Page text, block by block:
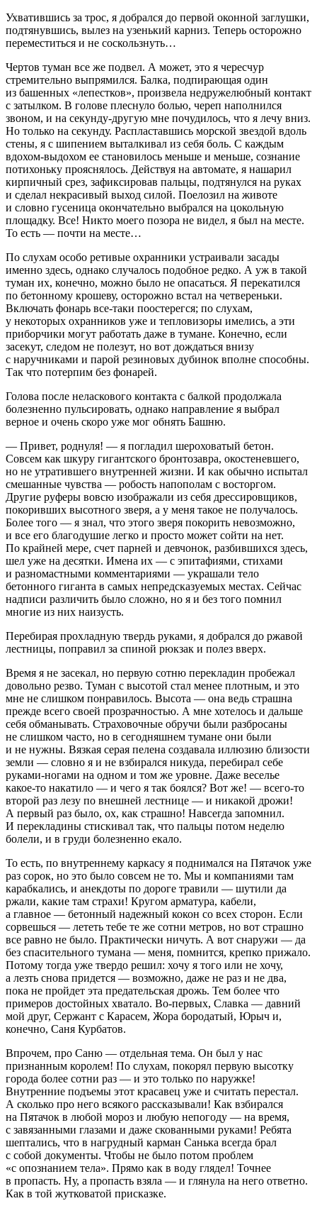
Ухватившись за трос, я добрался до первой оконной заглушки,
подтянувшись, вылез на узенький карниз. Теперь осторожно
переместиться и не соскользнуть…
Чертов туман все же подвел. А может, это я чересчур
стремительно выпрямился. Балка, подпирающая один
из башенных «лепестков», произвела недружелюбный контакт
с затылком. В голове плеснуло болью, череп наполнился
звоном, и на секунду-другую мне почудилось, что я лечу вниз.
Но только на секунду. Распластавшись морской звездой вдоль
стены, я с шипением выталкивал из себя боль. С каждым
вдохом-выдохом ее становилось меньше и меньше, сознание
потихоньку прояснялось. Действуя на автомате, я нашарил
кирпичный срез, зафиксировав пальцы, подтянулся на руках
и сделал некрасивый выход силой. Поелозил на животе
и словно гусеница окончательно выбрался на цокольную
площадку. Все! Никто моего позора не видел, я был на месте.
То есть — почти на месте…
По слухам особо ретивые охранники устраивали засады
именно здесь, однако случалось подобное редко. А уж в такой
туман их, конечно, можно было не опасаться. Я перекатился
по бетонному крошеву, осторожно встал на четвереньки.
Включать фонарь все-таки поостерегся; по слухам,
у некоторых охранников уже и тепловизоры имелись, а эти
приборчики могут работать даже в тумане. Конечно, если
засекут, следом не полезут, но вот дождаться внизу
с наручниками и парой резиновых дубинок вполне способны.
Так что потерпим без фонарей.
Голова после неласкового контакта с балкой продолжала
болезненно пульсировать, однако направление я выбрал
верное и очень скоро уже мог обнять Башню.
— Привет, роднуля! — я погладил шероховатый бетон.
Совсем как шкуру гигантского бронтозавра, окостеневшего,
но не утратившего внутренней жизни. И как обычно испытал
смешанные чувства — робость напополам с восторгом.
Другие руферы вовсю изображали из себя дрессировщиков,
покоривших высотного зверя, а у меня такое не получалось.
Более того — я знал, что этого зверя покорить невозможно,
и все его благодушие легко и просто может сойти на нет.
По крайней мере, счет парней и девчонок, разбившихся здесь,
шел уже на десятки. Имена их — с эпитафиями, стихами
и разномастными комментариями — украшали тело
бетонного гиганта в самых непредсказуемых местах. Сейчас
надписи различить было сложно, но я и без того помнил
многие из них наизусть.
Перебирая прохладную твердь руками, я добрался до ржавой
лестницы, поправил за спиной рюкзак и полез вверх.
Время я не засекал, но первую сотню перекладин пробежал
довольно резво. Туман с высотой стал менее плотным, и это
мне не слишком понравилось. Высота — она ведь страшна
прежде всего своей прозрачностью. А мне хотелось и дальше
себя обманывать. Страховочные обручи были разбросаны
не слишком часто, но в сегодняшнем тумане они были
и не нужны. Вязкая серая пелена создавала иллюзию близости
земли — словно я и не взбирался никуда, перебирал себе
руками-ногами на одном и том же уровне. Даже веселье
какое-то накатило — и чего я так боялся? Вот же! — всего-то
второй раз лезу по внешней лестнице — и никакой дрожи!
А первый раз было, ох, как страшно! Навсегда запомнил.
И перекладины стискивал так, что пальцы потом неделю
болели, и в груди болезненно екало.
То есть, по внутреннему каркасу я поднимался на Пятачок уже
раз сорок, но это было совсем не то. Мы и компаниями там
карабкались, и анекдоты по дороге травили — шутили да
ржали, какие там страхи! Кругом арматура, кабели,
а главное — бетонный надежный кокон со всех сторон. Если
сорвешься — лететь тебе те же сотни метров, но вот страшно
все равно не было. Практически ничуть. А вот снаружи — да
без спасительного тумана — меня, помнится, крепко прижало.
Потому тогда уже твердо решил: хочу я того или не хочу,
а лезть снова придется — возможно, даже не раз и не два,
пока не пройдет эта предательская дрожь. Тем более что
примеров достойных хватало. Во-первых, Славка — давний
мой друг, Сержант с Карасем, Жора бородатый, Юрыч и,
конечно, Саня Курбатов.
Впрочем, про Саню — отдельная тема. Он был у нас
признанным королем! По слухам, покорял первую высотку
города более сотни раз — и это только по наружке!
Внутренние подъемы этот красавец уже и считать перестал.
А сколько про него всякого рассказывали! Как взбирался
на Пятачок в любой мороз и любую непогоду — на время,
с завязанными глазами и даже скованными руками! Ребята
шептались, что в нагрудный карман Санька всегда брал
с собой документы. Чтобы не было потом проблем
«с опознанием тела». Прямо как в воду глядел! Точнее
в пропасть. Ну, а пропасть взяла — и глянула на него ответно.
Как в той жутковатой присказке.